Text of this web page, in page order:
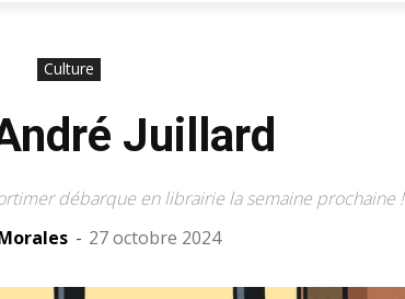
Culture
Juillard
débarque en librairie la semaine prochaine !
- 27 octobre 2024